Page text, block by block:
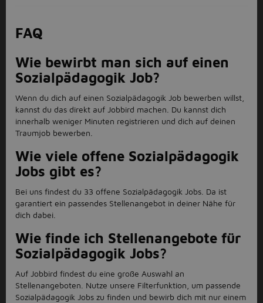
FAQ
Wie bewirbt man sich auf einen
Sozialpädagogik Job?
Wenn du dich auf einen Sozialpädagogik Job bewerben willst,
kannst du das direkt auf Jobbird machen. Du kannst dich
innerhalb weniger Minuten registrieren und dich auf deinen
Traumjob bewerben.
Wie viele offene Sozialpädagogik
Jobs gibt es?
Bei uns findest du 33 offene Sozialpädagogik Jobs. Da ist
garantiert ein passendes Stellenangebot in deiner Nähe für
dich dabei.
Wie finde ich Stellenangebote für
Sozialpädagogik Jobs?
Auf Jobbird findest du eine groß e Auswahl an
Stellenangeboten. Nutze unsere Filterfunktion, um passende
Sozialpädagogik Jobs zu finden und bewirb dich mit nur einem